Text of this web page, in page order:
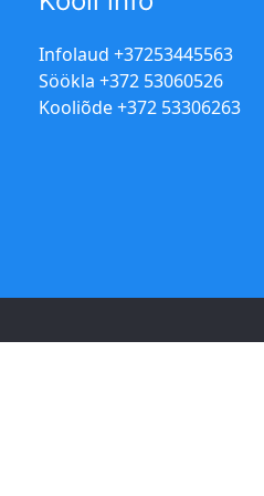
Infolaud +37253445563
Söökla +372 53060526
Kooliõde +372 53306263